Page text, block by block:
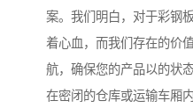
案。我们明白，对于彩钢
着心血，而我们存在的价
航，确保您的产品以的状
在密闭的仓库或运输车厢